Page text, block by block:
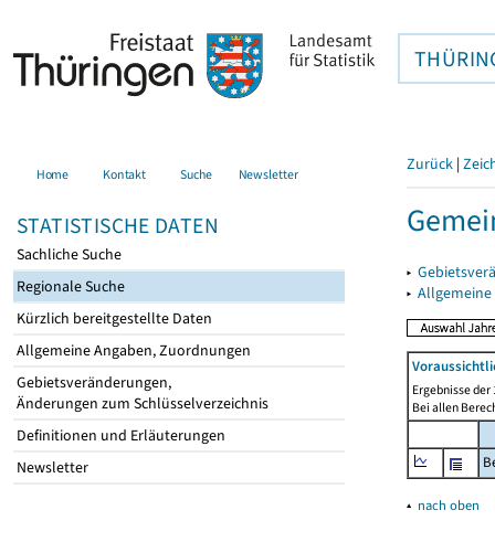
Home Kontakt Suche Newsletter
STATISTISCHE DATEN
Sachliche Suche
Regionale Suche
Kürzlich bereitgestellte Daten
Allgemeine Angaben, Zuordnungen
Gebietsveränderungen,
Änderungen zum Schlüsselverzeichnis
Definitionen und Erläuterungen
Newsletter
Zurück |
▸
▸
Ergebnisse
Bei allen
▴ nach oben